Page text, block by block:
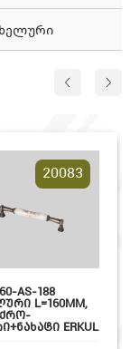
20083
AS-188
L=160MM,
ERKUL